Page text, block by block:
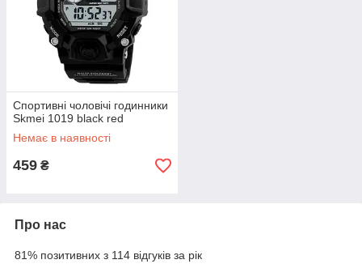
Спортивні чоловічі годинники
Skmei 1019 black red
Немає в наявності
459 ₴
Про нас
81% позитивних з 114 відгуків за рік